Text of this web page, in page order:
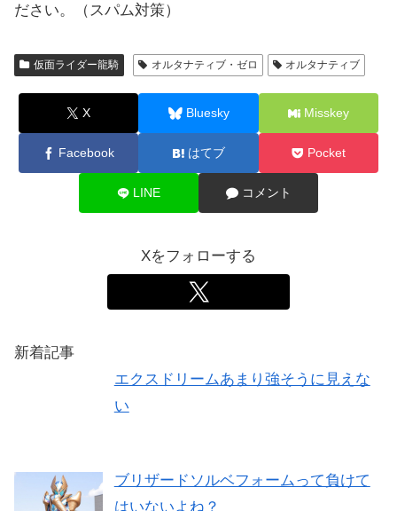
ださい。（スパム対策）
仮面ライダー龍騎 オルタナティブ・ゼロ オルタナティブ
X Bluesky Misskey
Facebook はてブ Pocket
LINE コメント
Xをフォローする
新着記事
エクスドリームあまり強そうに見えな
い
ブリザードソルベフォームって負けて
はいないよね？